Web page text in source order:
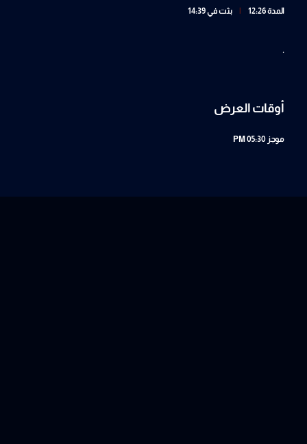
المدة 12:26 بثت في 14:39
.
أوقات العرض
موجز 05:30 PM